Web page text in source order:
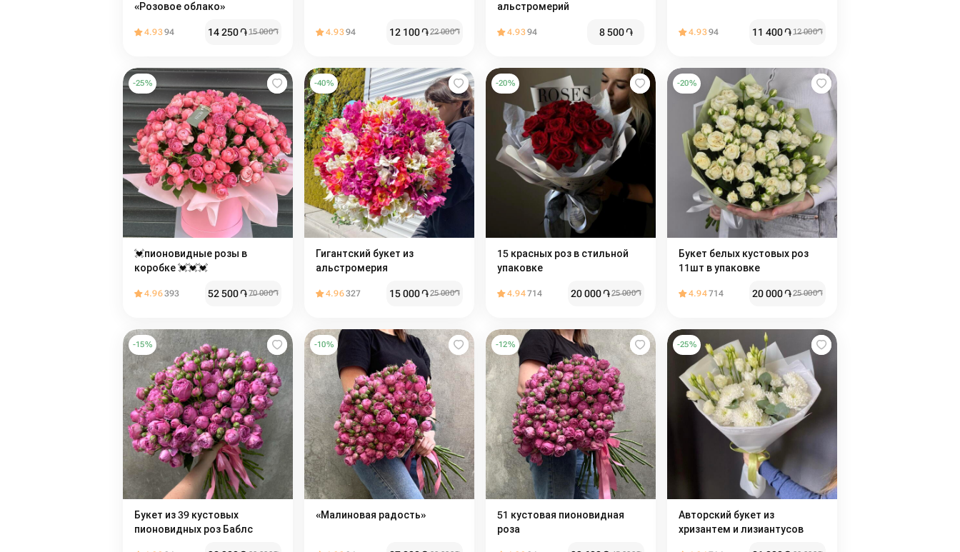
«Розовое облако»
4.9394 14 250֏15 000֏ 4.9394 12 100֏22 000֏
альстромерий
4.9394 8 500֏ 4.9394 11 400֏12 000֏
-25%
💓пионовидные розы в
коробке 💓💓💓
4.96393 52 500֏70 000֏
-40%
Гигантский букет из
альстромерия
4.96327 15 000֏25 000֏
-20%
15 красных роз в стильной
упаковке
4.94714 20 000֏25 000֏
-20%
Букет белых кустовых роз
11шт в упаковке
4.94714 20 000֏25 000֏
-15%
Букет из 39 кустовых
пионовидных роз Баблс
-10%
«Малиновая радость»
-12%
51 кустовая пионовидная
роза
-25%
Авторский букет из
хризантем и лизиантусов